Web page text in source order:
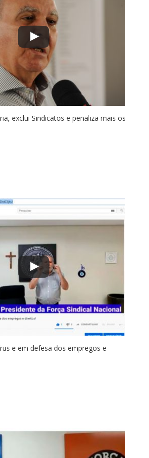
exclui Sindicatos e penaliza mais os
e em defesa dos empregos e